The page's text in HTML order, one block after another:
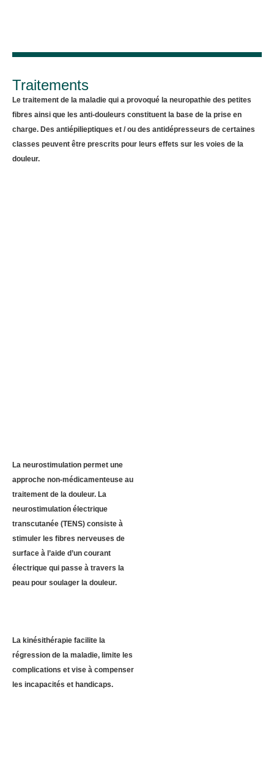
Traitements
Le traitement de la maladie qui a provoqué la neuropathie des petites
fibres ainsi que les anti-douleurs constituent la base de la prise en
charge. Des antiépilieptiques et / ou des antidépresseurs de certaines
classes peuvent être prescrits pour leurs effets sur les voies de la
douleur.
La neurostimulation permet une
approche non-médicamenteuse au
traitement de la douleur. La
neurostimulation électrique
transcutanée (TENS) consiste à
stimuler les fibres nerveuses de
surface à l’aide d’un courant
électrique qui passe à travers la
peau pour soulager la douleur.
La kinésithérapie facilite la
régression de la maladie, limite les
complications et vise à compenser
les incapacités et handicaps.